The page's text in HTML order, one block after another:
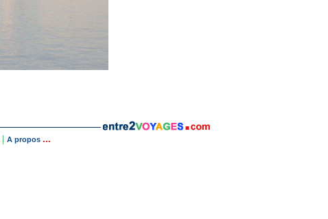
A propos ...